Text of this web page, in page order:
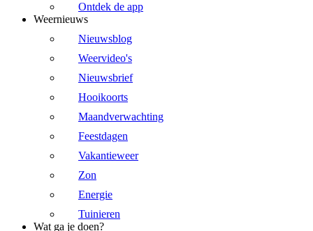
Ontdek de app
Weernieuws
Nieuwsblog
Weervideo's
Nieuwsbrief
Hooikoorts
Maandverwachting
Feestdagen
Vakantieweer
Zon
Energie
Tuinieren
Wat ga je doen?